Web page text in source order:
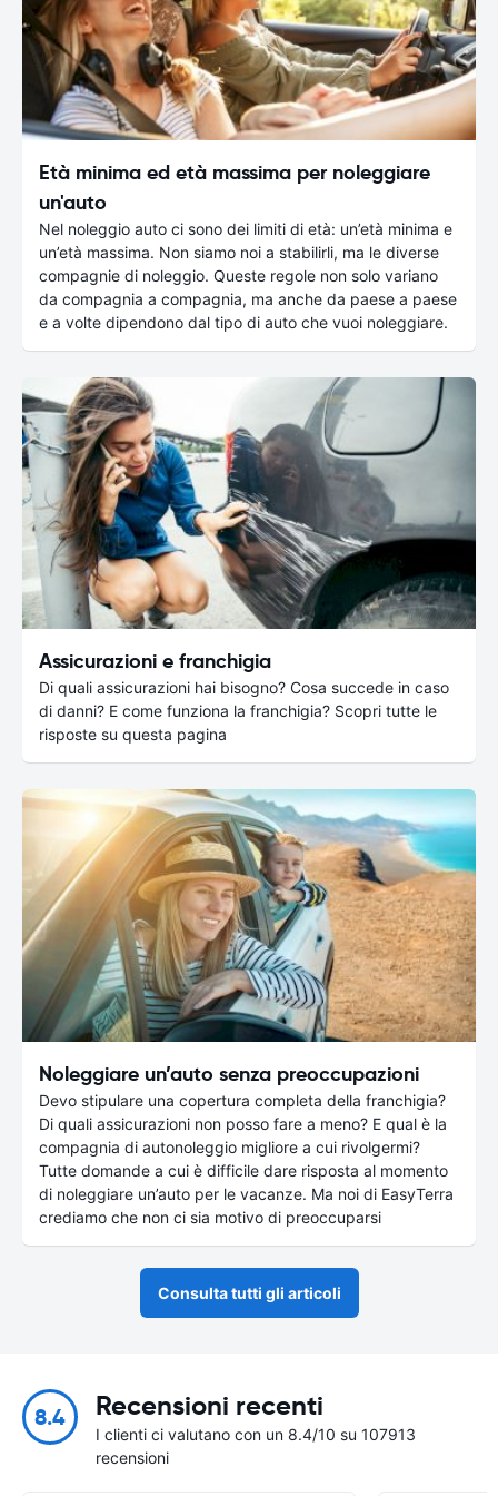
Età minima ed età massima per noleggiare
un'auto
Nel noleggio auto ci sono dei limiti di età: un’età minima e
un’età massima. Non siamo noi a stabilirli, ma le diverse
compagnie di noleggio. Queste regole non solo variano
da compagnia a compagnia, ma anche da paese a paese
e a volte dipendono dal tipo di auto che vuoi noleggiare.
Assicurazioni e franchigia
Di quali assicurazioni hai bisogno? Cosa succede in caso
di danni? E come funziona la franchigia? Scopri tutte le
risposte su questa pagina
Noleggiare un’auto senza preoccupazioni
Devo stipulare una copertura completa della franchigia?
Di quali assicurazioni non posso fare a meno? E qual è la
compagnia di autonoleggio migliore a cui rivolgermi?
Tutte domande a cui è difficile dare risposta al momento
di noleggiare un’auto per le vacanze. Ma noi di EasyTerra
crediamo che non ci sia motivo di preoccuparsi
Consulta tutti gli articoli
8.4 Recensioni recenti
I clienti ci valutano con un 8.4/10 su 107913
recensioni